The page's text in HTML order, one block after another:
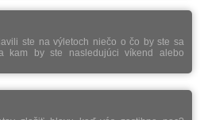
ste na výletoch niečo o čo by ste sa
kam by ste nasledujúci víkend alebo